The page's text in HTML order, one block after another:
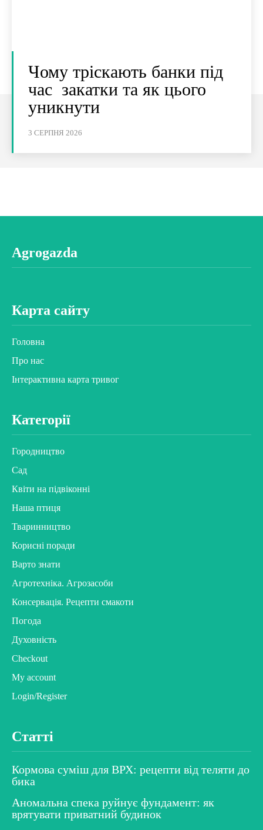
Чому тріскають банки під
час закатки та як цього
уникнути
3 СЕРПНЯ 2026
Agrogazda
Карта сайту
Головна
Про нас
Інтерактивна карта тривог
Категорії
Городництво
Сад
Квіти на підвіконні
Наша птиця
Тваринництво
Корисні поради
Варто знати
Агротехніка. Агрозасоби
Консервація. Рецепти смакоти
Погода
Духовність
Checkout
My account
Login/Register
Статті
Кормова суміш для ВРХ: рецепти від теляти до
бика
Аномальна спека руйнує фундамент: як
врятувати приватний будинок